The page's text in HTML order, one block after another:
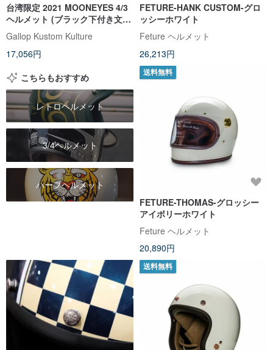
台湾限定 2021 MOONEYES 4/3
ヘルメット (ブラック下付き文字
部分)
Gallop Kustom Kulture
17,056円
FETURE-HANK CUSTOM-グロ
ッシーホワイト
Feture ヘルメット
26,213円
こちらもおすすめ
レトロヘルメット
3/4ヘルメット
ハーフヘルメット
送料無料
FETURE-THOMAS-グロッシー
アイボリーホワイト
Feture ヘルメット
20,890円
送料無料